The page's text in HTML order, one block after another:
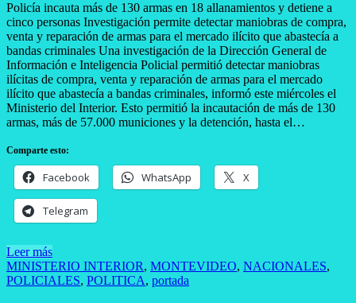
Policía incauta más de 130 armas en 18 allanamientos y detiene a
cinco personas Investigación permite detectar maniobras de compra,
venta y reparación de armas para el mercado ilícito que abastecía a
bandas criminales Una investigación de la Dirección General de
Información e Inteligencia Policial permitió detectar maniobras
ilícitas de compra, venta y reparación de armas para el mercado
ilícito que abastecía a bandas criminales, informó este miércoles el
Ministerio del Interior. Esto permitió la incautación de más de 130
armas, más de 57.000 municiones y la detención, hasta el…
Comparte esto:
Facebook WhatsApp X
Telegram
Leer más
MINISTERIO INTERIOR, MONTEVIDEO, NACIONALES,
POLICIALES, POLITICA, portada